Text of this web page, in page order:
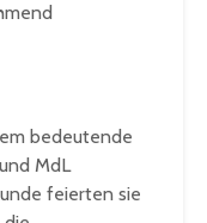
bedeutende
MdL
feierten sie